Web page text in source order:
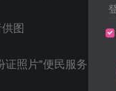
图
照片"便民服务，照